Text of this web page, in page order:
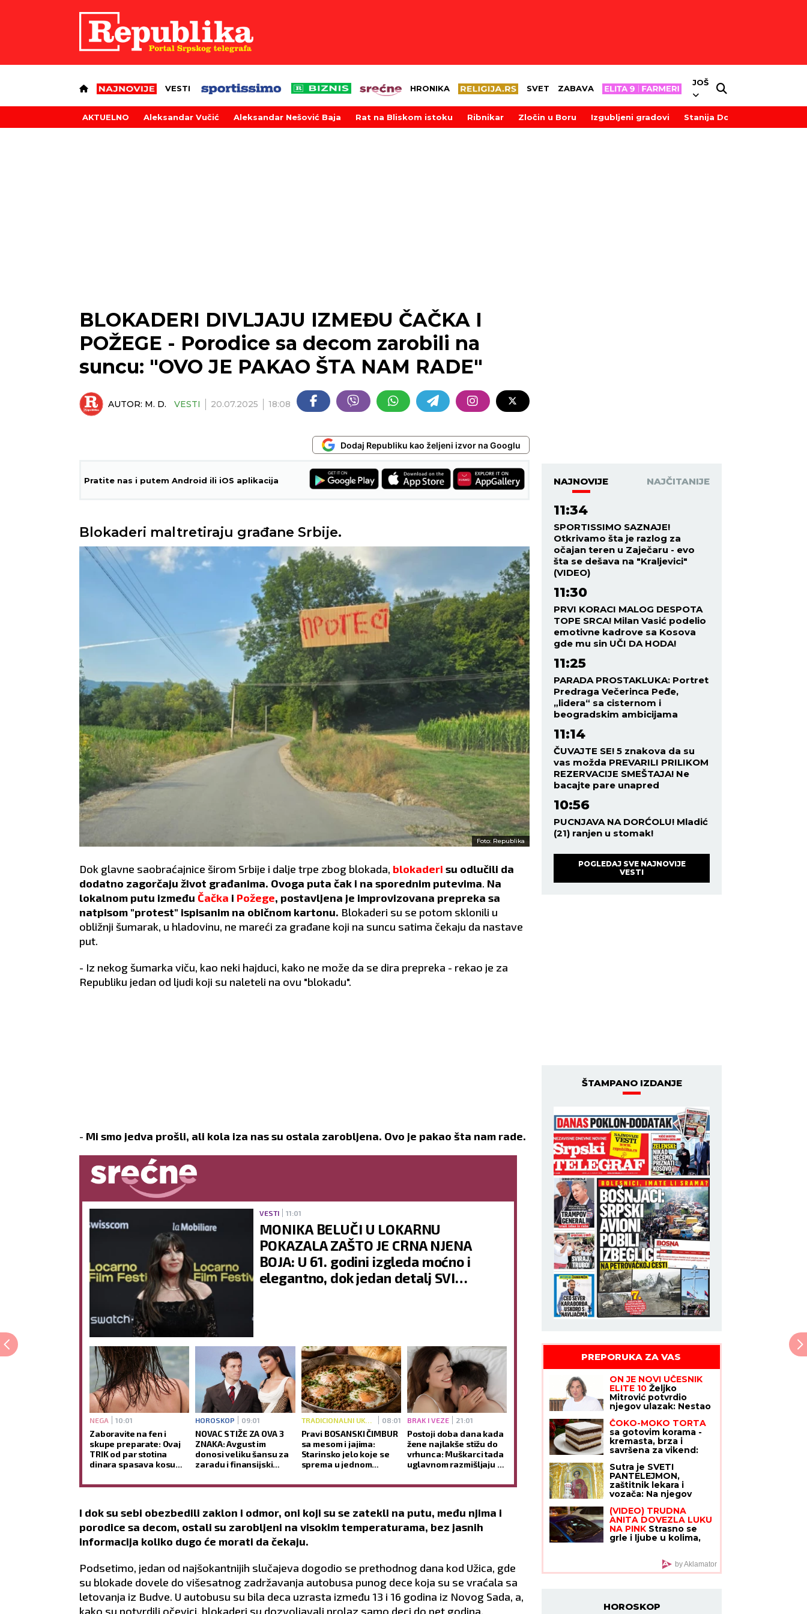
VESTI HRONIKA SVET ZABAVA
JOŠ
AKTUELNO Aleksandar Vučić Aleksandar Nešović Baja Rat na Bliskom istoku Ribnikar Zločin u Boru Izgubljeni gradovi Stanija Dobrojević
BLOKADERI DIVLJAJU IZMEĐU ČAČKA I
POŽEGE - Porodice sa decom zarobili na
suncu: "OVO JE PAKAO ŠTA NAM RADE"
AUTOR: M. D. VESTI 20.07.2025 18:08
Dodaj Republiku kao željeni izvor na Googlu
Pratite nas i putem Android ili iOS aplikacija
Blokaderi maltretiraju građane Srbije.
Foto: Republika
Dok glavne saobraćajnice širom Srbije i dalje trpe zbog blokada, blokaderi su odlučili da
dodatno zagorčaju život građanima. Ovoga puta čak i na sporednim putevima. Na
lokalnom putu između Čačka i Požege, postavljena je improvizovana prepreka sa
natpisom "protest" ispisanim na običnom kartonu. Blokaderi su se potom sklonili u
obližnji šumarak, u hladovinu, ne mareći za građane koji na suncu satima čekaju da nastave
put.
- Iz nekog šumarka viču, kao neki hajduci, kako ne može da se dira prepreka - rekao je za
Republiku jedan od ljudi koji su naleteli na ovu "blokadu".
- Mi smo jedva prošli, ali kola iza nas su ostala zarobljena. Ovo je pakao šta nam rade.
VESTI 11:01
MONIKA BELUČI U LOKARNU
POKAZALA ZAŠTO JE CRNA NJENA
BOJA: U 61. godini izgleda moćno i
elegantno, dok jedan detalj SVI
NEGA 10:01
Zaboravite na fen i
skupe preparate: Ovaj
TRIK od par stotina
dinara spasava kosu
biti KAO SLAMA
HOROSKOP 09:01
NOVAC STIŽE ZA OVA 3
ZNAKA: Avgust im
donosi veliku šansu za
zaradu i finansijski
TRADICIONALNI UKUSI 08:01
Pravi BOSANSKI ČIMBUR
sa mesom i jajima:
Starinsko jelo koje se
sprema u jednom
BRAK I VEZE 21:01
Postoji doba dana kada
žene najlakše stižu do
vrhunca: Muškarci tada
uglavnom razmišljaju o
drugom
I dok su sebi obezbedili zaklon i odmor, oni koji su se zatekli na putu, među njima i
porodice sa decom, ostali su zarobljeni na visokim temperaturama, bez jasnih
informacija koliko dugo će morati da čekaju.
Podsetimo, jedan od najšokantnijih slučajeva dogodio se prethodnog dana kod Užica, gde
su blokade dovele do višesatnog zadržavanja autobusa punog dece koja su se vraćala sa
letovanja iz Budve. U autobusu su bila deca uzrasta između 13 i 16 godina iz Novog Sada, a,
kako su potvrdili očevici, blokaderi su dozvoljavali prolaz samo deci do pet godina.
NAJNOVIJE NAJČITANIJE
11:34
SPORTISSIMO SAZNAJE!
Otkrivamo šta je razlog za
očajan teren u Zaječaru - evo
šta se dešava na "Kraljevici"
(VIDEO)
11:30
PRVI KORACI MALOG DESPOTA
TOPE SRCA! Milan Vasić podelio
emotivne kadrove sa Kosova
gde mu sin UČI DA HODA!
11:25
PARADA PROSTAKLUKA: Portret
Predraga Večerinca Peđe,
„lidera“ sa cisternom i
beogradskim ambicijama
11:14
ČUVAJTE SE! 5 znakova da su
vas možda PREVARILI PRILIKOM
REZERVACIJE SMEŠTAJA! Ne
bacajte pare unapred
10:56
PUCNJAVA NA DORĆOLU! Mladić
(21) ranjen u stomak!
POGLEDAJ SVE NAJNOVIJE
VESTI
ŠTAMPANO IZDANJE
PREPORUKA ZA VAS
ON JE NOVI UČESNIK
ELITE 10 Željko
Mitrović potvrdio
njegov ulazak: Nestao
skandale i bio hapšen
ČOKO-MOKO TORTA
sa gotovim korama -
kremasta, brza i
savršena za vikend:
za koju vam šporet
nije potreban
Sutra je SVETI
PANTELEJMON,
zaštitnik lekara i
vozača: Na njegov
radite - veruje se da
kazna stiže brže nego
što mislite
(VIDEO) TRUDNA
ANITA DOVEZLA LUKU
NA PINK Strasno se
grle i ljube u kolima,
by Aklamator
HOROSKOP